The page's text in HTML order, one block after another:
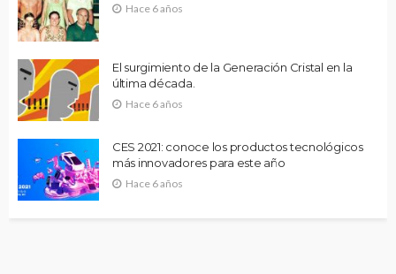
Hace 6 años
El surgimiento de la Generación Cristal en la
última década.
Hace 6 años
CES 2021: conoce los productos tecnológicos
más innovadores para este año
Hace 6 años